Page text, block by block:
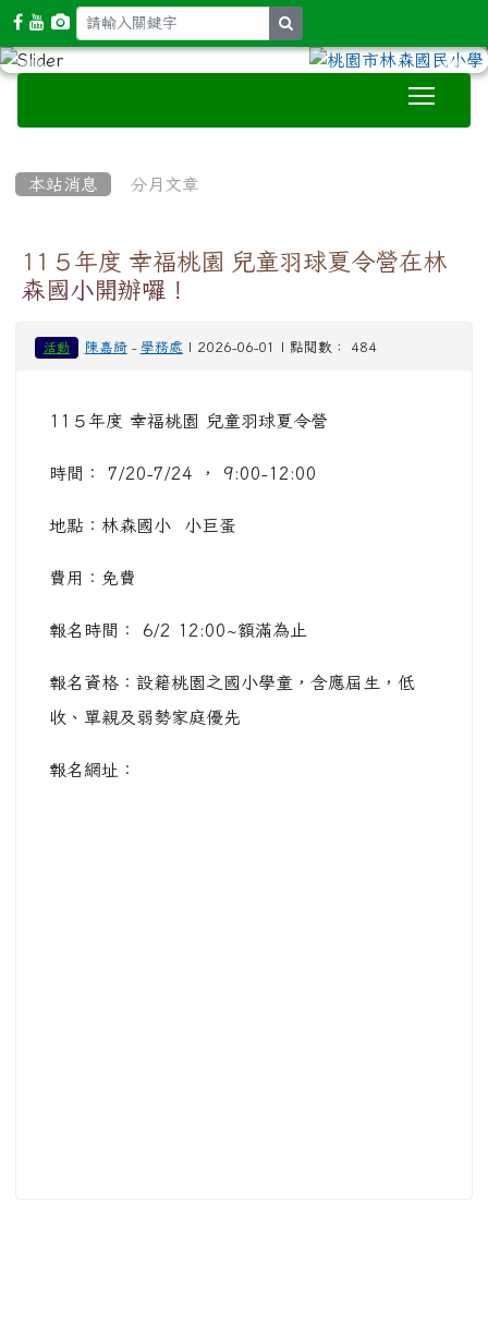
本站消息 分月文章
11５年度 幸福桃園 兒童羽球夏令營在林
森國小開辦囉！
活動 陳嘉綺- 學務處 | 2026-06-01 | 點閱數： 484
11５年度 幸福桃園 兒童羽球夏令營
時間： 7/20-7/24 ， 9:00-12:00
地點：林森國小 小巨蛋
費用：免費
報名時間： 6/2 12:00~額滿為止
報名資格：設籍桃園之國小學童，含應屆生，低
收、單親及弱勢家庭優先
報名網址：